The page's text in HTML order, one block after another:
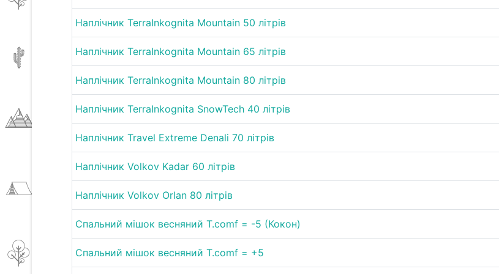
Наплічник TerraInkognita Mountain 50 літрів
Наплічник TerraInkognita Mountain 65 літрів
Наплічник TerraInkognita Mountain 80 літрів
Наплічник TerraInkognita SnowTech 40 літрів
Наплічник Travel Extreme Denali 70 літрів
Наплічник Volkov Kadar 60 літрів
Наплічник Volkov Orlan 80 літрів
Спальний мішок весняний T.comf = -5 (Кокон)
Спальний мішок весняний T.comf = +5